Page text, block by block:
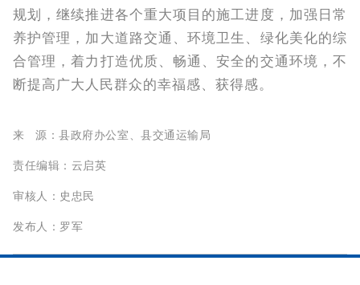
规划，继续推进各个重大项目的施工进度，加强日常
养护管理，加大道路交通、环境卫生、绿化美化的综
合管理，着力打造优质、畅通、安全的交通环境，不
断提高广大人民群众的幸福感、获得感。‍
来 源：县政府办公室、县交通运输局
责任编辑：云启英
审核人：史忠民
发布人： 罗军